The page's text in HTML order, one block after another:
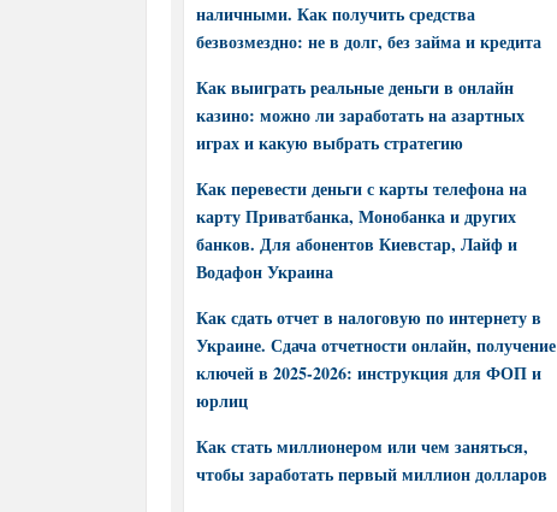
наличными. Как получить средства
безвозмездно: не в долг, без займа и кредита
Как выиграть реальные деньги в онлайн
казино: можно ли заработать на азартных
играх и какую выбрать стратегию
Как перевести деньги с карты телефона на
карту Приватбанка, Монобанка и других
банков. Для абонентов Киевстар, Лайф и
Водафон Украина
Как сдать отчет в налоговую по интернету в
Украине. Сдача отчетности онлайн, получение
ключей в 2025-2026: инструкция для ФОП и
юрлиц
Как стать миллионером или чем заняться,
чтобы заработать первый миллион долларов